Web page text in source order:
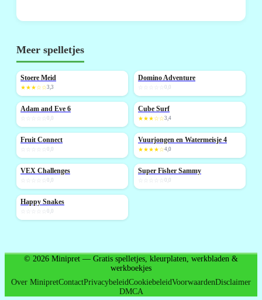
Meer spelletjes
Stoere Meid
★★★☆☆3,3
NIEUW
Domino Adventure
0,0
NIEUW
Adam and Eve 6
0,0
Cube Surf
★★★☆☆3,4
NIEUW
Fruit Connect
0,0
Vuurjongen en Watermeisje 4
★★★★☆4,0
NIEUW
VEX Challenges
0,0
NIEUW
Super Fisher Sammy
0,0
NIEUW
Happy Snakes
0,0
© 2026 Minipret — Gratis spelletjes, kleurplaten, werkbladen &
werkboekjes
Over MinipretContactPrivacybeleidCookiebeleidVoorwaardenDisclaimer
DMCA